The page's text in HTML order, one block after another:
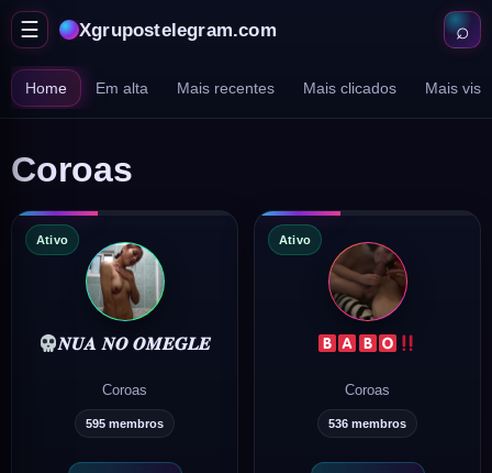
Abrir
menu
☰ Xgrupostelegram.com ⌕
Home Em alta Mais recentes Mais clicados Mais
Coroas
Ativo
𝑵𝑼𝑨 𝑵𝑶 𝑶𝑴𝑬𝑮𝑳𝑬
Coroas
595 membros
Ativo
Coroas
536 membros